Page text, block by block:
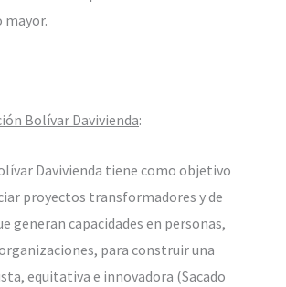
Bolívar Davivienda:
Davivienda tiene como objetivo
proyectos transformadores y de
generan capacidades en personas,
para construir una
equitativa e innovadora (Sacado